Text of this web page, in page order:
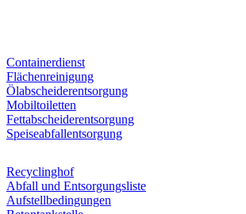
Containerdienst
Flächenreinigung
Ölabscheiderentsorgung
Mobiltoiletten
Fettabscheiderentsorgung
Speiseabfallentsorgung
Recyclinghof
Abfall und Entsorgungsliste
Aufstellbedingungen